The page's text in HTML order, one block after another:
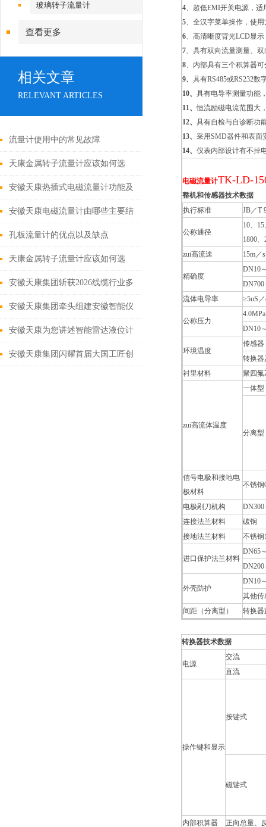
玻璃转子流量计
查看更多
相关文章
RELEVANT ARTICLES
流量计使用中的常见故障
天康金属转子流量计应该如何选
型？
安徽天康热插式电磁流量计功能及
应用
安徽天康电磁流量计由哪些主要结
构
孔板流量计的优点以及缺点
天康金属转子流量计应该如何选
型？
安徽天康集团斩获2026线缆行业多
项重磅荣誉 发布日期：2026-05-15
安徽天康集团牵头组建安徽智能仪
器仪表
安徽天康为您讲述智能雷达液位计
如何做好信号处理
安徽天康集团闪耀首届大国工匠创
4、超低EMI开关电源，适
5、全汉字菜单操作，使
6、高清晰度背光LCD显示
7、具有双向流量测量、
8、内部具有三个积算器
9、 具有RS485或RS232数
10、 具有电导率测量功能
11、恒流励磁电流范围大
12、 具有自检与自诊断功
13、 采用SMD器件和表面
14、 仪表内部设计有不掉
电磁流量计TK-LD-
整机和传感器技术数据
执行标准
JB／T
公称通径
10、
1800
zui高流速
15m／s
精确度
DN10
DN700
流体电导率
≥5uS／
公称压力
4.0MPa
DN10
环境温度
传感器
转换器
衬里材料
聚四氟
zui高流体温度
一体型
分离型
信号电极和接地电
极材料
不锈钢
电极剐刀机构
DN300
连接法兰材料
碳钢
接地法兰材料
不锈钢
进口保护法兰材料
DN65
DN200
外壳防护
DN10
其他传
间距（分离型）
转换器
转换器技术数据
电源
交流
直流
操作键和显示
按键式
磁键式
内部积算器 正向总量、